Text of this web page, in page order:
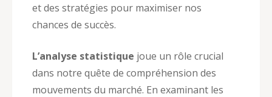
et des stratégies pour maximiser nos
chances de succès.
L’analyse statistique joue un rôle crucial
dans notre quête de compréhension des
mouvements du marché. En examinant les